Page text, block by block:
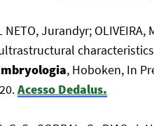
Jurandyr; OLIVEIRA,
, Hoboken, In
Acesso Dedalus.